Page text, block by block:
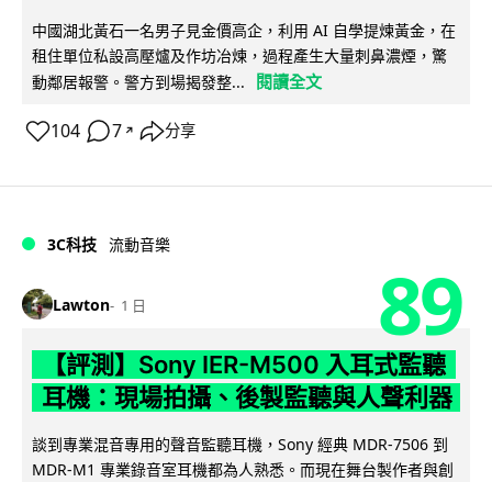
中國湖北黃石一名男子見金價高企，利用 AI 自學提煉黃金，在
租住單位私設高壓爐及作坊冶煉，過程產生大量刺鼻濃煙，驚
動鄰居報警。警方到場揭發整...
閱讀全文
104 7 ↗ 分享
3C科技 流動音樂
Lawton 1 日 89
【評測】Sony IER-M500 入耳式監聽
耳機：現場拍攝、後製監聽與人聲利器
談到專業混音專用的聲音監聽耳機，Sony 經典 MDR-7506 到
MDR-M1 專業錄音室耳機都為人熟悉。而現在舞台製作者與創